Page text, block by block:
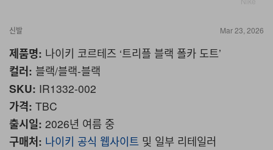
신발 Mar 23, 2026
제품명: 나이키 코르테즈 ‘트리플 블랙 폴카 도트’
컬러: 블랙/블랙-블랙
SKU: IR1332-002
가격: TBC
출시일: 2026년 여름 중
구매처: 나이키 공식 웹사이트 및 일부 리테일러